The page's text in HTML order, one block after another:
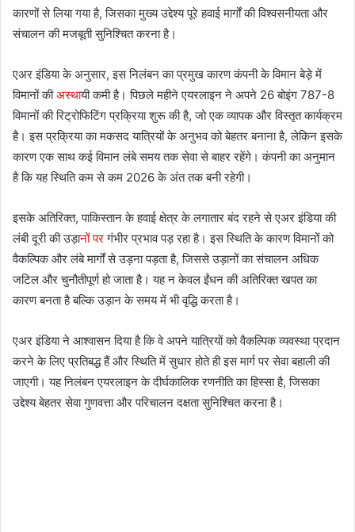
कारणों से लिया गया है, जिसका मुख्य उद्देश्य पूरे हवाई मार्गों की विश्वसनीयता और
संचालन की मजबूती सुनिश्चित करना है।
एअर इंडिया के अनुसार, इस निलंबन का प्रमुख कारण कंपनी के विमान बेड़े में
विमानों कीअस्थायी कमी है। पिछले महीने एयरलाइन ने अपने 26 बोइंग 787-8
विमानों की रिट्रोफिटिंग प्रक्रिया शुरू की है, जो एक व्यापक और विस्तृत कार्यक्रम
है। इस प्रक्रिया का मकसद यात्रियों के अनुभव को बेहतर बनाना है, लेकिन इसके
कारण एक साथ कई विमान लंबे समय तक सेवा से बाहर रहेंगे। कंपनी का अनुमान
है कि यह स्थिति कम से कम 2026 के अंत तक बनी रहेगी।
इसके अतिरिक्त, पाकिस्तान के हवाई क्षेत्र के लगातार बंद रहने से एअर इंडिया की
लंबी दूरी की उड़ानों परगंभीर प्रभाव पड़ रहा है। इस स्थिति के कारण विमानों को
वैकल्पिक और लंबे मार्गों से उड़ना पड़ता है, जिससे उड़ानों का संचालन अधिक
जटिल और चुनौतीपूर्ण हो जाता है। यह न केवल ईंधन की अतिरिक्त खपत का
कारण बनता है बल्कि उड़ान के समय में भी वृद्धि करता है।
एअर इंडिया ने आश्वासन दिया है कि वे अपने यात्रियों को वैकल्पिक व्यवस्था प्रदान
करने के लिए प्रतिबद्ध हैं और स्थिति में सुधार होते ही इस मार्ग पर सेवा बहाली की
जाएगी। यह निलंबन एयरलाइन के दीर्घकालिक रणनीति का हिस्सा है, जिसका
उद्देश्य बेहतर सेवा गुणवत्ता और परिचालन दक्षता सुनिश्चित करना है।